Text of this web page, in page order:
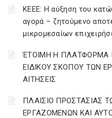
ΚΕΕΕ: Η αύξηση του
αγορά – ζητούμενο
μικρομεσαίων
ΈΤΟΙΜΗ Η ΠΛΑΤΦΟΡΜΑ
ΕΙΔΙΚΟΥ ΣΚΟΠΟΥ ΤΩΝ
ΑΙΤΗΣΕΙΣ
ΠΛΑΙΣΙΟ ΠΡΟΣΤΑΣΙΑΣ
ΕΡΓΑΖΟΜΕΝΩΝ ΚΑΙ